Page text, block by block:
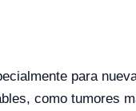
para
como tumores